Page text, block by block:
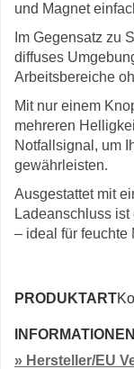
und Magnet
Im Gegensatz zu
diffuses
Arbeitsbereiche
Mit nur einem
mehreren
Notfallsignal, um
gewährleisten.
Ausgestattet mit
Ladeanschluss
– ideal für feuchte
PRODUKTART
» Hersteller/EU